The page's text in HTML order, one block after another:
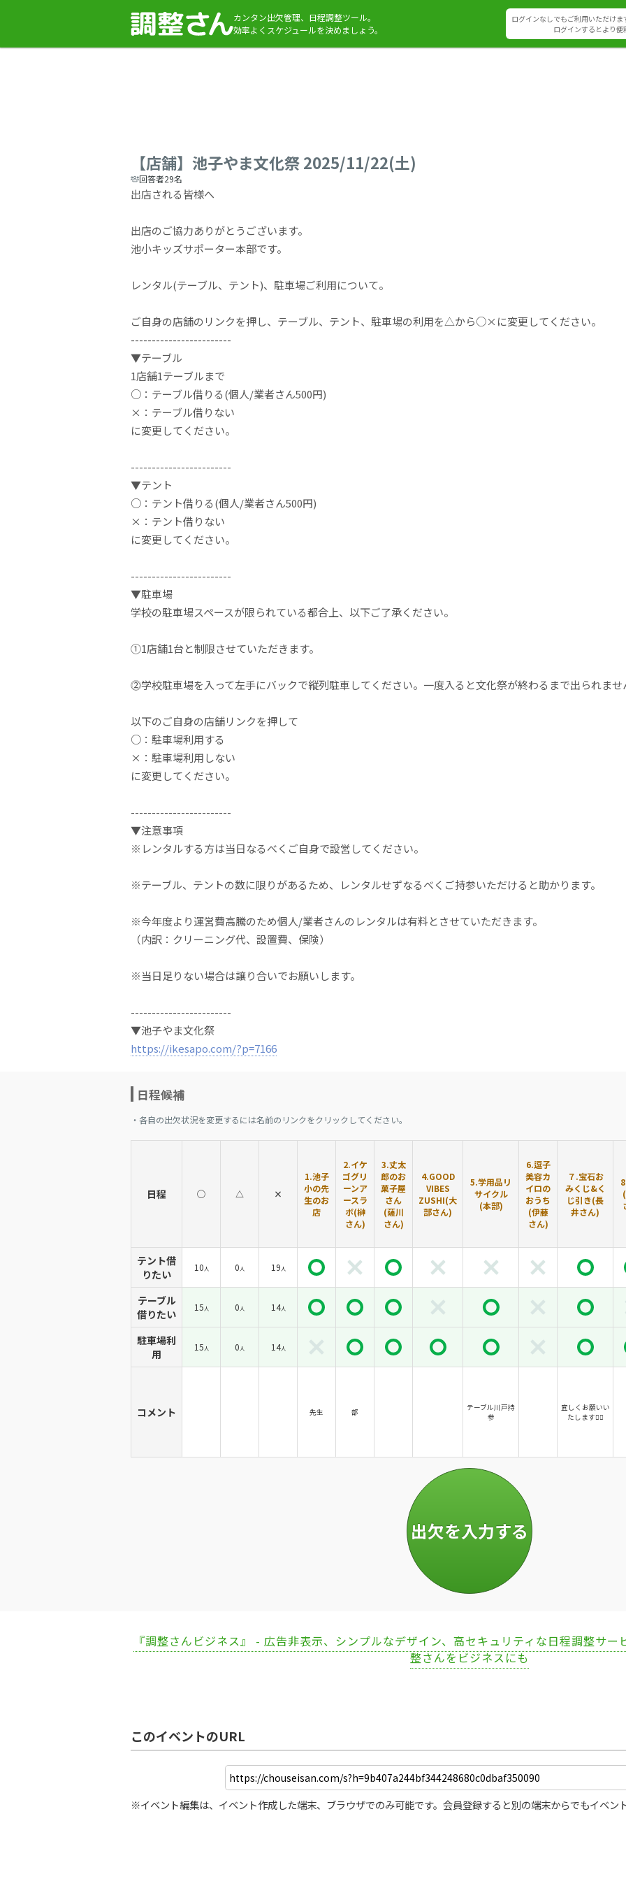
カンタン出欠管理、日程調整ツール。
効率よくスケジュールを決めましょう。
ログインなしでもご利用いただけま
ログインするとより便
【店舗】池子やま文化祭 2025/11/22(土)
回答者29名
出店される皆様へ
出店のご協力ありがとうございます。
池小キッズサポーター本部です。
レンタル(テーブル、テント)、駐車場ご利用について。
ご自身の店舗のリンクを押し、テーブル、テント、駐車場の利用を△から○×に変更してください。
------------------------
▼テーブル
1店舗1テーブルまで
○：テーブル借りる(個人/業者さん500円)
×：テーブル借りない
に変更してください。
------------------------
▼テント
○：テント借りる(個人/業者さん500円)
×：テント借りない
に変更してください。
------------------------
▼駐車場
学校の駐車場スペースが限られている都合上、以下ご了承ください。
①1店舗1台と制限させていただきます。
⓶学校駐車場を入って左手にバックで縦列駐車してください。一度入ると文化祭が終わるまで出られませ
以下のご自身の店舗リンクを押して
○：駐車場利用する
×：駐車場利用しない
に変更してください。
------------------------
▼注意事項
※レンタルする方は当日なるべくご自身で設営してください。
※テーブル、テントの数に限りがあるため、レンタルせずなるべくご持参いただけると助かります。
※今年度より運営費高騰のため個人/業者さんのレンタルは有料とさせていただきます。
（内訳：クリーニング代、設置費、保険）
※当日足りない場合は譲り合いでお願いします。
------------------------
▼池子やま文化祭
https://ikesapo.com/?p=7166
日程候補
・各自の出欠状況を変更するには名前のリンクをクリックしてください。
日程 ◯ △ ×
1.池子
小の先
生のお
店
2.イケ
ゴグリ
ーンア
ースラ
ボ(榊
さん)
3.丈太
郎のお
菓子屋
さん
(薩川
さん)
4.GOOD
VIBES
ZUSHI(大
部さん)
5.学用品リ
サイクル
(本部)
6.逗子
美容カ
イロの
おうち
(伊藤
さん)
７.宝石お
みくじ&く
じ引き(長
井さん)
テント借
りたい
10人 0人 19人
テーブル
借りたい
15人 0人 14人
駐車場利
用
15人 0人 14人
コメント 先生 部
テーブル川戸持
参
宜しくお願いい
たします🙇‍♀️
『調整さんビジネス』 - 広告非表示、シンプルなデザイン、高セキュリティな日程調整サ
整さんをビジネスにも
このイベントのURL
※イベント編集は、イベント作成した端末、ブラウザでのみ可能です。会員登録すると別の端末からでもイベン